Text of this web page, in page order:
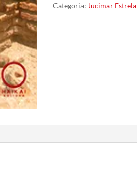
Categoria: Jucimar Estrela